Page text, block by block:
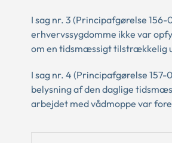
I sag nr. 3 (Principafgørelse
erhvervssygdomme ikke var
om en tidsmæssigt tilstrækkelig
I sag nr. 4 (Principafgørelse
belysning af den daglige
arbejdet med vådmoppe var